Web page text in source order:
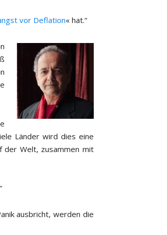
vor Deflation« hat.“
Länder wird dies eine
der Welt, zusammen mit
ausbricht, werden die